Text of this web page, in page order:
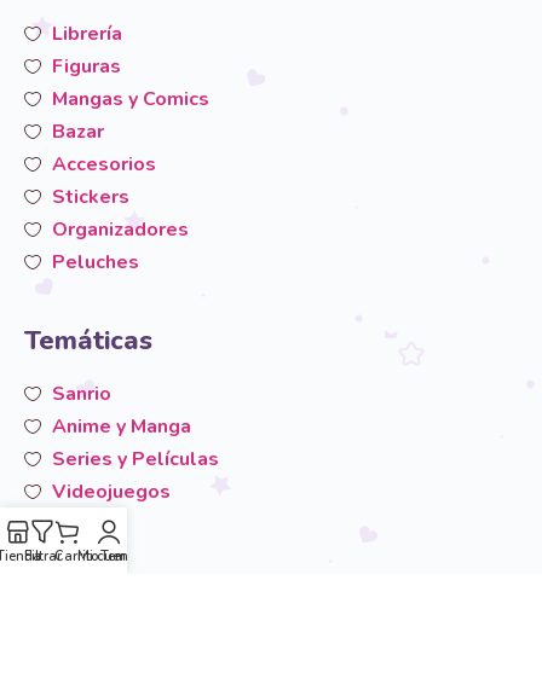
Librería
Figuras
Mangas y Comics
Bazar
Accesorios
Stickers
Organizadores
Peluches
Temáticas
Sanrio
Anime y Manga
Series y Películas
Videojuegos
San-X
Otros
FiltrarCarritoMi cuenta
Temáticas